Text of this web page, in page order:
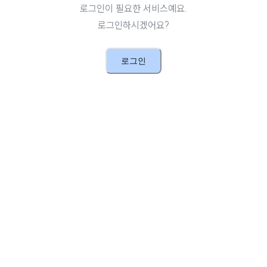
로그인이 필요한 서비스예요.
로그인하시겠어요?
로그인